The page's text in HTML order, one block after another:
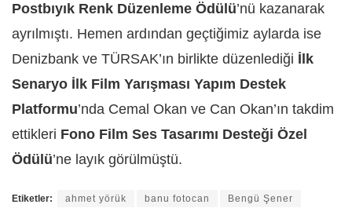
Postbıyık Renk Düzenleme Ödülü’nü kazanarak
ayrılmıştı. Hemen ardından geçtiğimiz aylarda ise
Denizbank ve TÜRSAK’ın birlikte düzenlediği İlk
Senaryo İlk Film Yarışması Yapım Destek
Platformu’nda Cemal Okan ve Can Okan’ın takdim
ettikleri Fono Film Ses Tasarımı Desteği Özel
Ödülü’ne layık görülmüştü.
Etiketler: ahmet yörük banu fotocan Bengü Şener